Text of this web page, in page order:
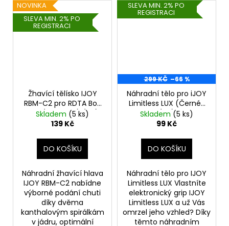
NOVINKA
SLEVA MIN. 2% PO
REGISTRACI
Žhavící tělísko IJOY
RBM-C2 pro RDTA Box
Mini (0,25ohm) (1ks)
Skladem (5 ks)
139 Kč
DO KOŠÍKU
Náhradní žhavící hlava
IJOY RBM-C2 nabídne
výborné podání chuti
díky dvěma
kanthalovým spirálkám
v jádru, optimální
SLEVA MIN. 2% PO
REGISTRACI
299 KČ –66 %
Náhradní tělo pro iJOY
Limitless LUX (Černé)
(1ks)
Skladem (5 ks)
99 Kč
DO KOŠÍKU
Náhradní tělo pro IJOY
Limitless LUX Vlastníte
elektronický grip IJOY
Limitless LUX a už Vás
omrzel jeho vzhled? Díky
těmto náhradním